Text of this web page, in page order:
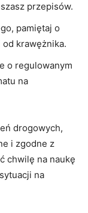
przepisów.
pamiętaj o
krawężnika.
o regulowanym
na
drogowych,
i zgodne z
chwilę na naukę
na